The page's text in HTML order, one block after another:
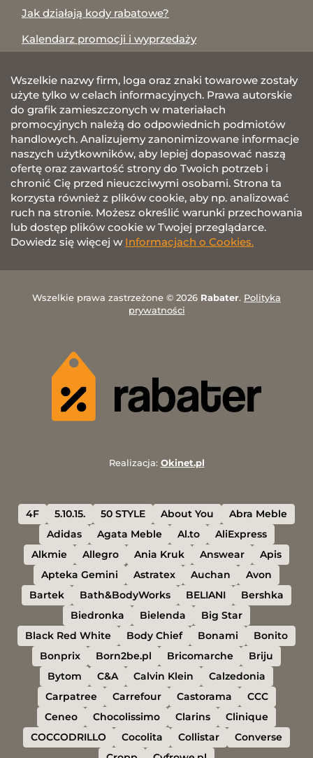
Jak działają kody rabatowe?
Kalendarz promocji i wyprzedaży
Wszelkie nazwy firm, loga oraz znaki towarowe zostały
użyte tylko w celach informacyjnych. Prawa autorskie
do grafik zamieszczonych w materiałach
promocyjnych należą do odpowiednich podmiotów
handlowych. Analizujemy zanonimizowane informacje
naszych użytkowników, aby lepiej dopasować naszą
ofertę oraz zawartość strony do Twoich potrzeb i
chronić Cię przed nieuczciwymi osobami. Strona ta
korzysta również z plików cookie, aby np. analizować
ruch na stronie. Możesz określić warunki przechowania
lub dostęp plików cookie w Twojej przeglądarce.
Dowiedz się więcej w Informacjach o Cookies.
Wszelkie prawa zastrzeżone © 2026 Rabater. Polityka
prywatności
Realizacja: Okinet.pl
4F 5.10.15. 50 STYLE About You
Abra Meble
Adidas
Agata Meble Al.to
AliExpress
Alkmie
Allegro Ania Kruk Answear
Apis
Apteka Gemini
Astratex Auchan
Avon
Bartek
Bath&BodyWorks BELIANI
Bershka
Biedronka
Bielenda
Big Star
Black Red White
Body Chief Bonami
Bonito
Bonprix
Born2be.pl Bricomarche
Briju
Bytom
C&A Calvin Klein
Calzedonia
Carpatree
Carrefour Castorama
CCC
Ceneo
Chocolissimo Clarins
Clinique
COCCODRILLO
Cocolita Collistar
Converse